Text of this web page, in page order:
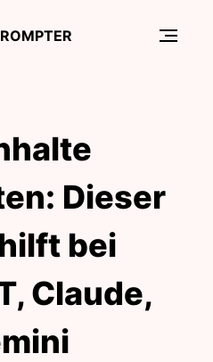
Dieser
bei
Claude,